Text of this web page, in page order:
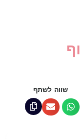
שווה לשתף